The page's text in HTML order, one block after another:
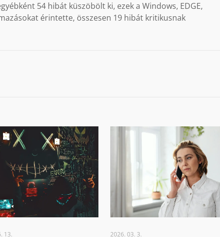
54 hibát küszöbölt ki, ezek a Windows, EDGE,
érintette, összesen 19 hibát kritikusnak
13. 2026. 03. 3.